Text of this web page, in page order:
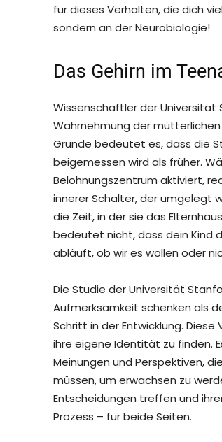
für dieses Verhalten, die dich
sondern an der Neurobiologie!
Das Gehirn im
Wissenschaftler der
Wahrnehmung der
Grunde bedeutet es, dass die
beigemessen wird als früher.
Belohnungszentrum aktiviert,
innerer Schalter, der umgelegt
die Zeit, in der sie das
bedeutet nicht, dass dein Kind
abläuft, ob wir es wollen oder
Die Studie der Universität
Aufmerksamkeit schenken als
Schritt in der Entwicklung.
ihre eigene Identität zu finden.
Meinungen und Perspektiven,
müssen, um erwachsen zu
Entscheidungen treffen und
Prozess – für beide Seiten.